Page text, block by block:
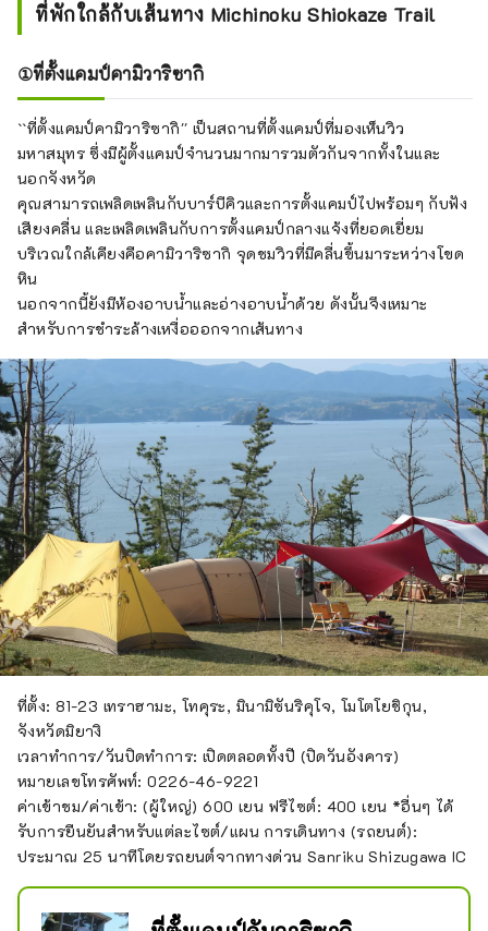
ที่พักใกล้กับเส้นทาง Michinoku Shiokaze Trail
①ที่ตั้งแคมป์คามิวาริซากิ
``ที่ตั้งแคมป์คามิวาริซากิ'' เป็นสถานที่ตั้งแคมป์ที่มองเห็นวิว
มหาสมุทร ซึ่งมีผู้ตั้งแคมป์จำนวนมากมารวมตัวกันจากทั้งในและ
นอกจังหวัด
คุณสามารถเพลิดเพลินกับบาร์บีคิวและการตั้งแคมป์ไปพร้อมๆ กับฟัง
เสียงคลื่น และเพลิดเพลินกับการตั้งแคมป์กลางแจ้งที่ยอดเยี่ยม
บริเวณใกล้เคียงคือคามิวาริซากิ จุดชมวิวที่มีคลื่นขึ้นมาระหว่างโขด
หิน
นอกจากนี้ยังมีห้องอาบน้ำและอ่างอาบน้ำด้วย ดังนั้นจึงเหมาะ
สำหรับการชำระล้างเหงื่อออกจากเส้นทาง
ที่ตั้ง: 81-23 เทราฮามะ, โทคุระ, มินามิซันริคุโจ, โมโตโยชิกุน,
จังหวัดมิยางิ
เวลาทำการ/วันปิดทำการ: เปิดตลอดทั้งปี (ปิดวันอังคาร)
หมายเลขโทรศัพท์: 0226-46-9221
ค่าเข้าชม/ค่าเข้า: (ผู้ใหญ่) 600 เยน ฟรีไซต์: 400 เยน *อื่นๆ ได้
รับการยืนยันสำหรับแต่ละไซต์/แผน การเดินทาง (รถยนต์):
ประมาณ 25 นาทีโดยรถยนต์จากทางด่วน Sanriku Shizugawa IC